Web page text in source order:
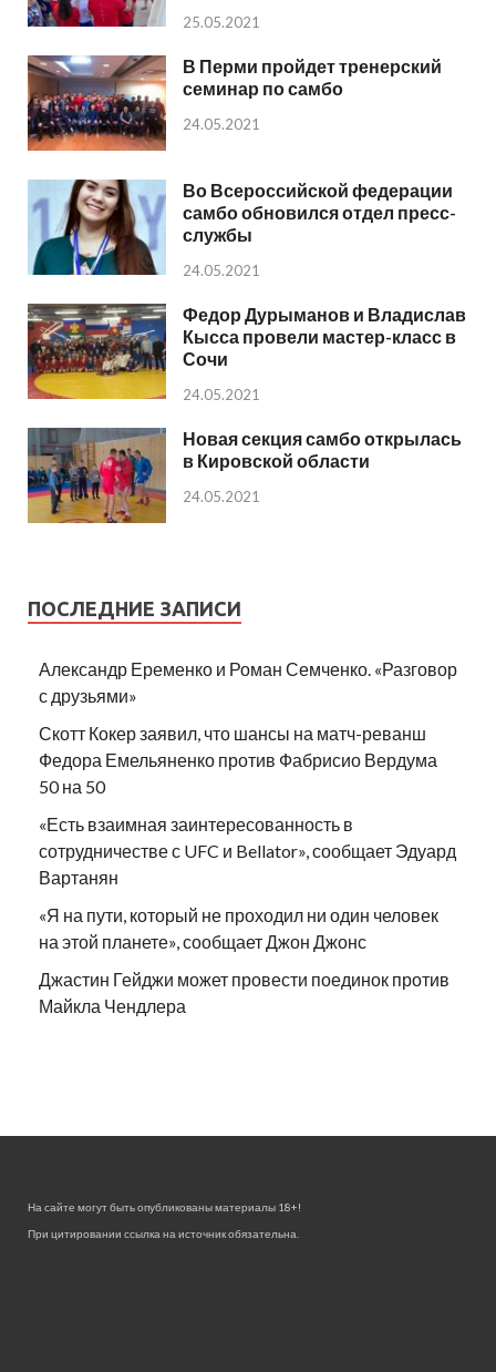
25.05.2021
В Перми пройдет тренерский
семинар по самбо
24.05.2021
Во Всероссийской федерации
самбо обновился отдел пресс-
службы
24.05.2021
Федор Дурыманов и Владислав
Кысса провели мастер-класс в
Сочи
24.05.2021
Новая секция самбо открылась
в Кировской области
24.05.2021
ПОСЛЕДНИЕ ЗАПИСИ
Александр Еременко и Роман Семченко. «Разговор
с друзьями»
Скотт Кокер заявил, что шансы на матч-реванш
Федора Емельяненко против Фабрисио Вердума
50 на 50
«Есть взаимная заинтересованность в
сотрудничестве с UFC и Bellator», сообщает Эдуард
Вартанян
«Я на пути, который не проходил ни один человек
на этой планете», сообщает Джон Джонс
Джастин Гейджи может провести поединок против
Майкла Чендлера
На сайте могут быть опубликованы материалы 18+!
При цитировании ссылка на источник обязательна.